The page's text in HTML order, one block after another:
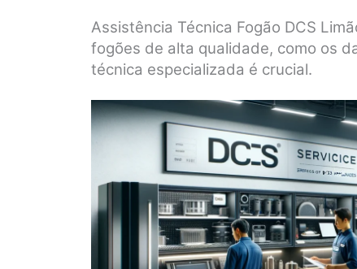
Assistência Técnica Fogão DCS
fogões de alta qualidade, como os
técnica especializada é crucial.